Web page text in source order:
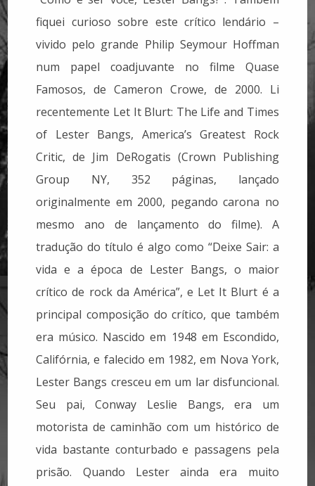
fiquei curioso sobre este crítico lendário –
vivido pelo grande Philip Seymour Hoffman
num papel coadjuvante no filme Quase
Famosos, de Cameron Crowe, de 2000. Li
recentemente Let It Blurt: The Life and Times
of Lester Bangs, America’s Greatest Rock
Critic, de Jim DeRogatis (Crown Publishing
Group NY, 352 páginas, lançado
originalmente em 2000, pegando carona no
mesmo ano de lançamento do filme). A
tradução do título é algo como “Deixe Sair: a
vida e a época de Lester Bangs, o maior
crítico de rock da América”, e Let It Blurt é a
principal composição do crítico, que também
era músico. Nascido em 1948 em Escondido,
Califórnia, e falecido em 1982, em Nova York,
Lester Bangs cresceu em um lar disfuncional.
Seu pai, Conway Leslie Bangs, era um
motorista de caminhão com um histórico de
vida bastante conturbado e passagens pela
prisão. Quando Lester ainda era muito